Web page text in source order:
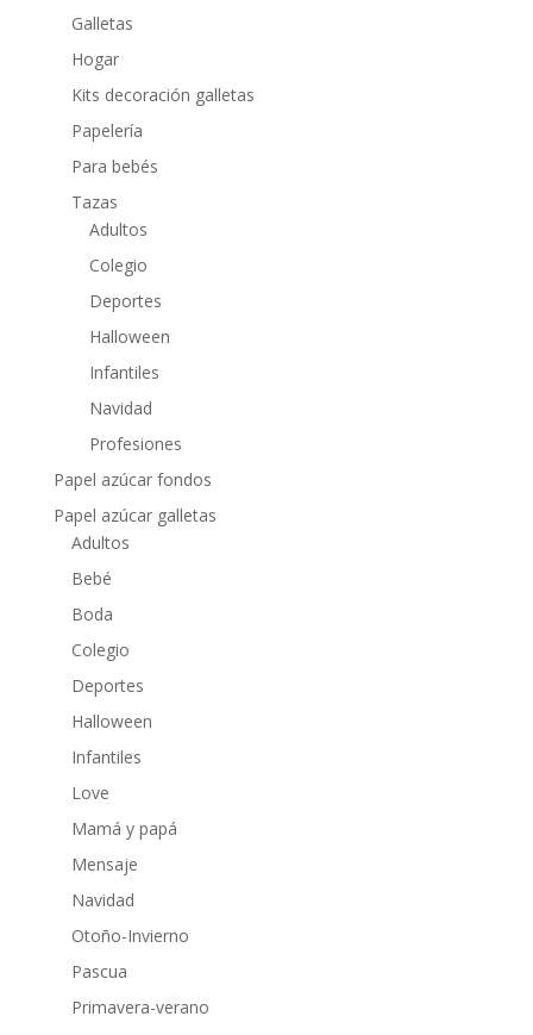
Galletas
Hogar
Kits decoración galletas
Papelería
Para bebés
Tazas
Adultos
Colegio
Deportes
Halloween
Infantiles
Navidad
Profesiones
Papel azúcar fondos
Papel azúcar galletas
Adultos
Bebé
Boda
Colegio
Deportes
Halloween
Infantiles
Love
Mamá y papá
Mensaje
Navidad
Otoño-Invierno
Pascua
Primavera-verano